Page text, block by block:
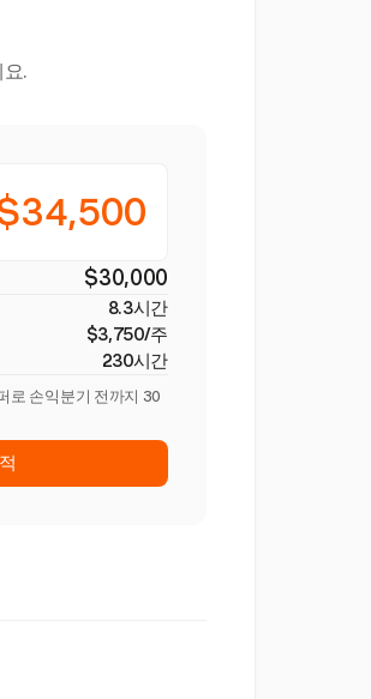
.
$30,000
8.3시간
$3,750/주
230시간
로 손익분기 전까지 30